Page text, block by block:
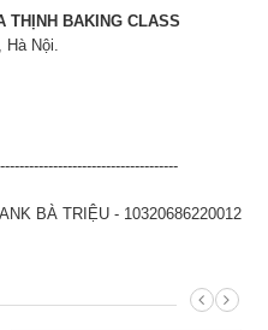
THỊNH BAKING CLASS
Nội.
BÀ TRIỆU - 10320686220012